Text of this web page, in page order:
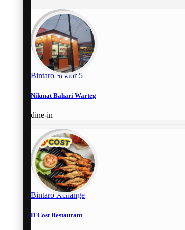
Bintaro Sektor 5
Nikmat Bahari Warteg
dine-in
Bintaro Xchange
D'Cost Restaurant